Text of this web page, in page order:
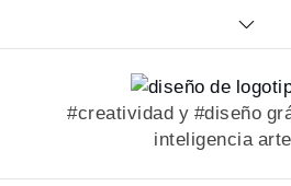
#creatividad y #diseño
inteligencia